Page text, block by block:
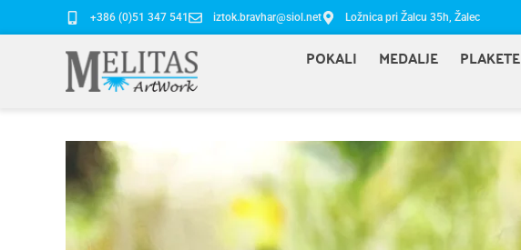
+386 (0)51 347 541 iztok.bravhar@siol.net Ložnica pri Žalcu 35h, Žalec
POKALI MEDALJE PLAKETE